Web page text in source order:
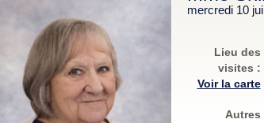
mercredi 10
Lieu des
visites :
Voir la carte
Autres